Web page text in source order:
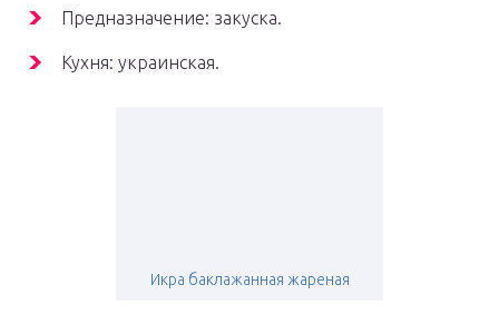
Предназначение: закуска.
Кухня: украинская.
Икра баклажанная жареная